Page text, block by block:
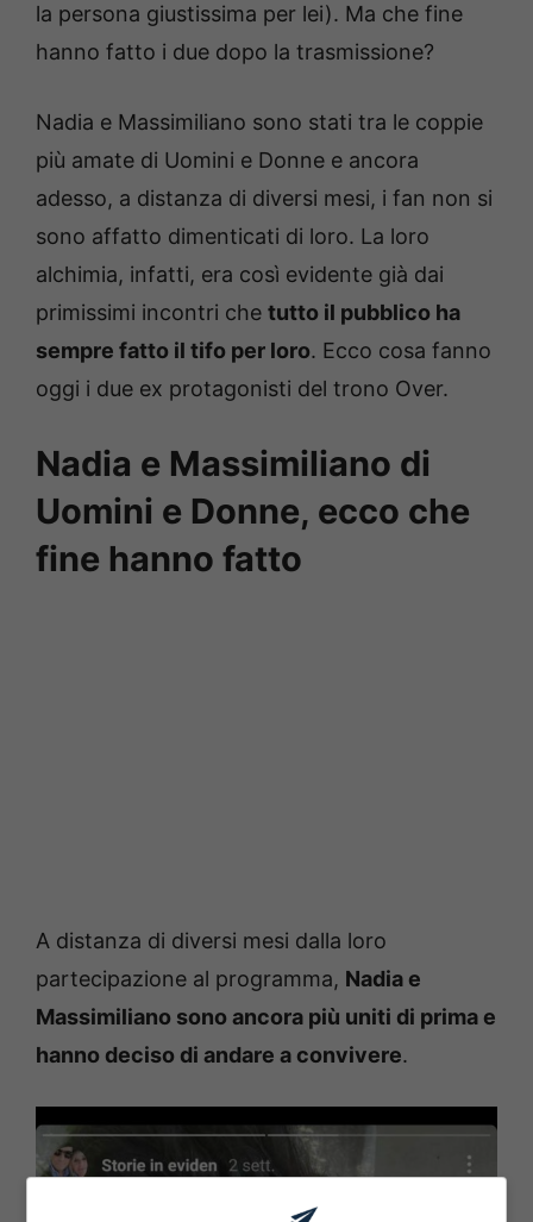
la persona giustissima per lei). Ma che fine
hanno fatto i due dopo la trasmissione?
Nadia e Massimiliano sono stati tra le coppie
più amate di Uomini e Donne e ancora
adesso, a distanza di diversi mesi, i fan non si
sono affatto dimenticati di loro. La loro
alchimia, infatti, era così evidente già dai
primissimi incontri che tutto il pubblico ha
sempre fatto il tifo per loro. Ecco cosa fanno
oggi i due ex protagonisti del trono Over.
Nadia e Massimiliano di
Uomini e Donne, ecco che
fine hanno fatto
A distanza di diversi mesi dalla loro
partecipazione al programma, Nadia e
Massimiliano sono ancora più uniti di prima e
hanno deciso di andare a convivere.